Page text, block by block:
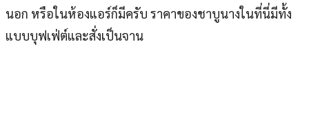
นอก หรือในห้องแอร์ก็มีครับ ราคาของชาบูนางในที่นี่มีทั้ง
แบบบุฟเฟ่ต์และสั่งเป็นจาน